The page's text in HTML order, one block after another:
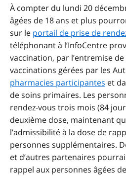
À compter du lundi 20
âgées de 18 ans et plus
sur le portail de prise de
téléphonant à l’InfoCentre
vaccination, par l’entremise
vaccinations gérées par les
pharmacies participantes et
de soins primaires. Les
rendez-vous trois mois (84
deuxième dose, maintenant
l’admissibilité à la dose de
personnes supplémentaires.
et d’autres partenaires
rappel aux personnes âgées